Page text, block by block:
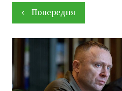
Навігація
записів
Попередня